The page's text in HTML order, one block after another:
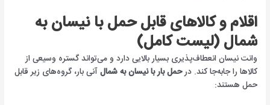
اقلام و کالاهای قابل حمل با نیسان به
شمال (لیست کامل)
وانت نیسان انعطاف‌پذیری بسیار بالایی دارد و می‌تواند گستره وسیعی از
کالاها را جابه‌جا کند. درحمل بار با نیسان به شمالآنی بار، گروه‌های زیر قابل
حمل هستند: